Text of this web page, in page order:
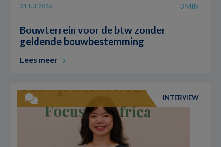
31 JUL 2026 3 MIN
Bouwterrein voor de btw zonder
geldende bouwbestemming
Lees meer
INTERVIEW